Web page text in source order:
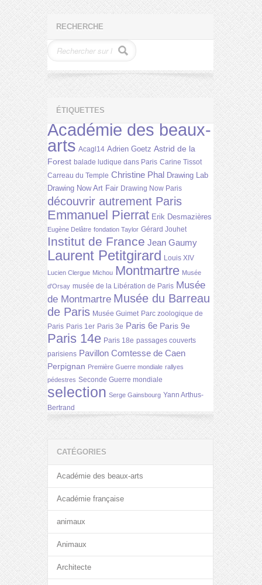
RECHERCHE
ÉTIQUETTES
Académie des beaux-
arts Acagl14 Adrien Goetz Astrid de la
Forest balade ludique dans Paris Carine Tissot
Carreau du Temple Christine Phal Drawing Lab
Drawing Now Art Fair Drawing Now Paris
découvrir autrement Paris
Emmanuel Pierrat Erik Desmazières
Eugène Delâtre fondation Taylor Gérard Jouhet
Institut de France Jean Gaumy
Laurent Petitgirard Louis XIV
Lucien Clergue Michou Montmartre Musée
d'Orsay musée de la Libération de Paris Musée
de Montmartre Musée du Barreau
de Paris Musée Guimet Parc zoologique de
Paris Paris 1er Paris 3e Paris 6e Paris 9e
Paris 14e Paris 18e passages couverts
parisiens Pavillon Comtesse de Caen
Perpignan Première Guerre mondiale rallyes
pédestres Seconde Guerre mondiale
selection Serge Gainsbourg Yann Arthus-
Bertrand
CATÉGORIES
Académie des beaux-arts
Académie française
animaux
Animaux
Architecte